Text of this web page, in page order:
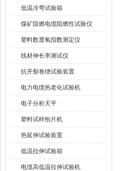
低温冷弯试验箱
煤矿阻燃电缆阻燃性试验仪
塑料数显氧指数测定仪
线材伸长率测试仪
抗开裂卷绕试验装置
电力电缆热老化试验机
电子分析天平
塑料试样刨片机
热延伸试验装置
低温拉伸试验箱
电缆高低温拉伸试验机